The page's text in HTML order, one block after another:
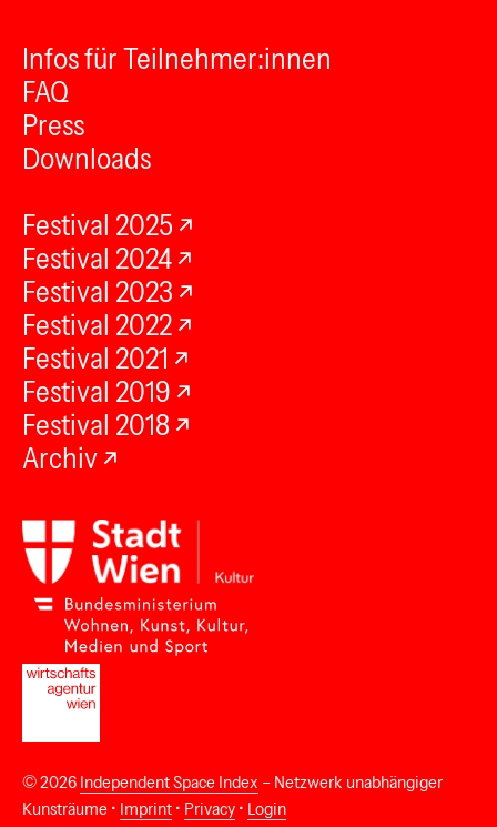
Infos für Teilnehmer:innen
FAQ
Press
Downloads
Festival 2025
Festival 2024
Festival 2023
Festival 2022
Festival 2021
Festival 2019
Festival 2018
Archiv
© 2026 Independent Space Index – Netzwerk unabhängiger
Kunsträume • Imprint • Privacy • Login